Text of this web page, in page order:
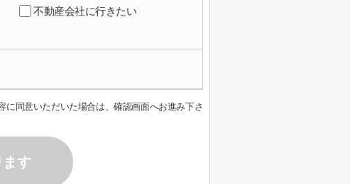
不動産会社に行きたい
に同意いただいた場合は、確認画面へお進み下さ
ます